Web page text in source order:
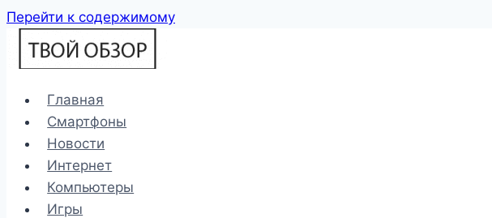
Перейти к содержимому
Главная
Смартфоны
Новости
Интернет
Компьютеры
Игры